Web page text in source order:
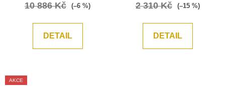
10 886 Kč (–6 %)
DETAIL
2 310 Kč (–15 %)
DETAIL
AKCE